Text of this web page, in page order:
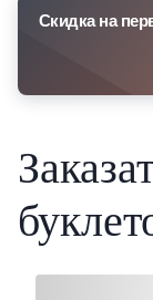
Скидка на